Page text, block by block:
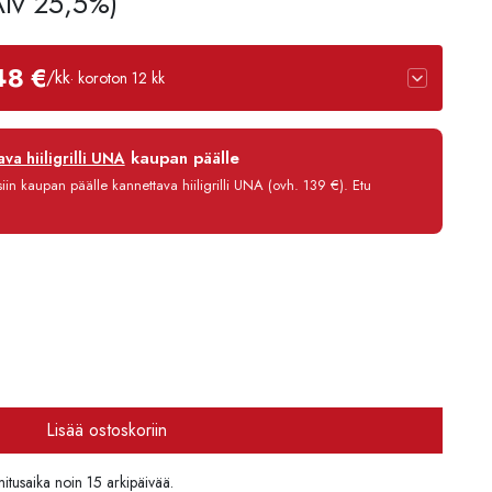
€/kk· koroton 12 kk
hiiligrilli UNAkaupan päälle
kaupan päälle kannettava hiiligrilli UNA (ovh. 139 €). Etu
Lisää ostoskoriin
noin 15 arkipäivää.